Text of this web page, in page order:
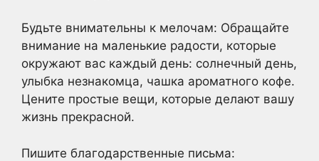
Будьте внимательны к мелочам: Обращайте
внимание на маленькие радости, которые
окружают вас каждый день: солнечный день,
улыбка незнакомца, чашка ароматного кофе.
Цените простые вещи, которые делают вашу
жизнь прекрасной.
Пишите благодарственные письма: